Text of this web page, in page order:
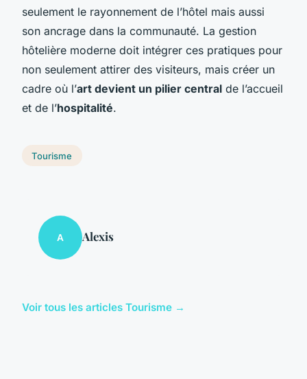
seulement le rayonnement de l’hôtel mais aussi
son ancrage dans la communauté. La gestion
hôtelière moderne doit intégrer ces pratiques pour
non seulement attirer des visiteurs, mais créer un
cadre où l’art devient un pilier central de l’accueil
et de l’hospitalité.
Tourisme
A Alexis
Voir tous les articles Tourisme →